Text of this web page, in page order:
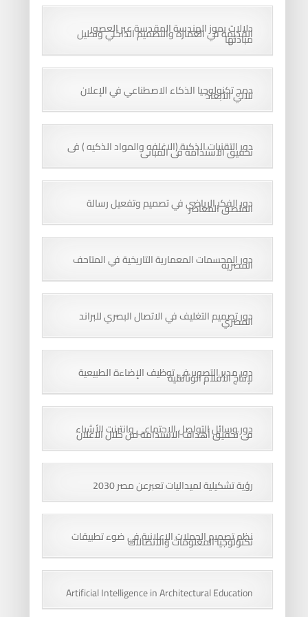
دلالات رموز الهندسة المقدسة عبر العصور
القديمة في العمارة والتصميم الداخلي وتحليل
مبادئها
دمج تكنولوجيا الذكاء الاصطناعي في الإعلان
ثلاثي الأبعاد
دور التقنيات الذكية (الاغلفه والمواد الذكيه ) فى
تحقيق الاستدامه فى المبانى
دور الفكر الرياضي في تصميم وتفعيل رسالة
الملصق المعاصر
دور المجسمات المعمارية التاريخية في المتاحف
المصرية
دور تصميم التغليف في الاتصال البصري للبراند
المصري
دور مدير التصوير في توظيف الإضاءة الطبيعية
لإنتاج الأفلام الوثائقية
دور وسائل التواصل الاجتماعى وانترنت الأشياء
فى تحقيق أهداف الاستدامه من خلال الاعلان
رؤية تشكيلية لميداليات تعبرعن مصر 2030
نظم تصميم الحملات الإعلانية في ضوء تطبيقات
تكنولوجيا المعلومات والاتصالات
Artificial Intelligence in Architectural Education